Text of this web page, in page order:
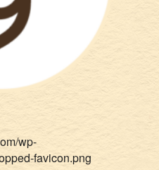
wp-
favicon.png